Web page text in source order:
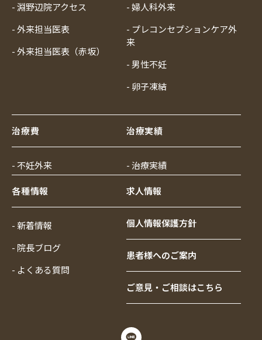
- 淵野辺院アクセス
- 外来担当医表
- 外来担当医表（赤坂）
- 婦人科外来
- プレコンセプションケア外
来
- 男性不妊
- 卵子凍結
治療費
- 不妊外来
治療実績
- 治療実績
各種情報
- 新着情報
- 院長ブログ
- よくある質問
求人情報
個人情報保護方針
患者様へのご案内
ご意見・ご相談はこちら